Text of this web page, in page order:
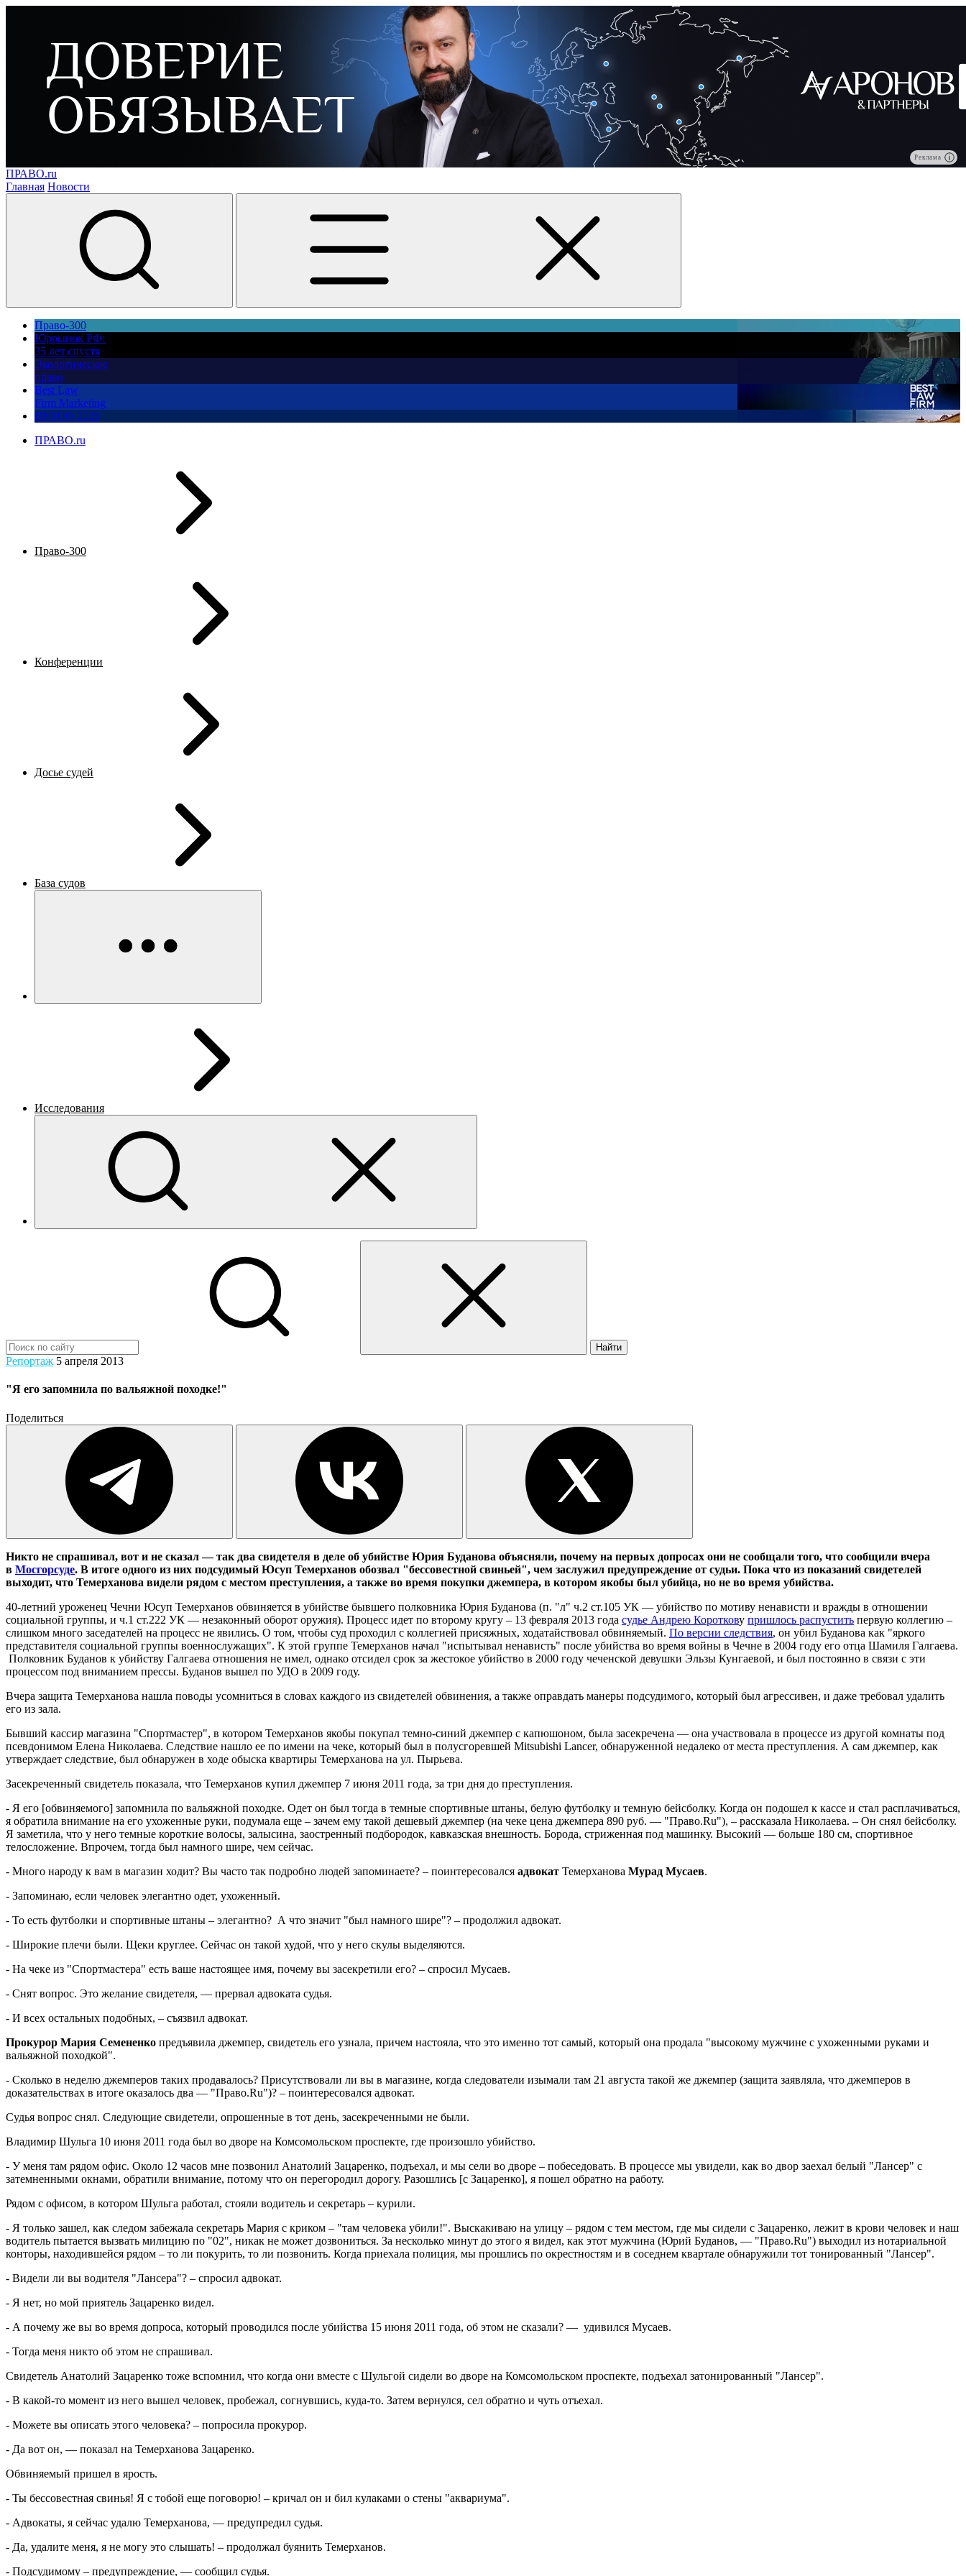
Реклама
ПРАВО.ru
Главная Новости
Право-300
Юррынок РФ:
35 лет спустя
Экологическое
право
Best Law
Firm Marketing
ПМЮФ 2026
ПРАВО.ru
Право-300
Конференции
Досье судей
База судов
Исследования
Найти
Репортаж 5 апреля 2013
"Я его запомнила по вальяжной походке!"
Поделиться
Никто не спрашивал, вот и не сказал — так два свидетеля в деле об убийстве Юрия Буданова объясняли, почему на первых допросах они не сообщали того, что сообщили вчера
в Мосгорсуде. В итоге одного из них подсудимый Юсуп Темерханов обозвал "бессовестной свиньей", чем заслужил предупреждение от судьи. Пока что из показаний свидетелей
выходит, что Темерханова видели рядом с местом преступления, а также во время покупки джемпера, в котором якобы был убийца, но не во время убийства.
40-летний уроженец Чечни Юсуп Темерханов обвиняется в убийстве бывшего полковника Юрия Буданова (п. "л" ч.2 ст.105 УК — убийство по мотиву ненависти и вражды в отношении
социальной группы, и ч.1 ст.222 УК — незаконный оборот оружия). Процесс идет по второму кругу – 13 февраля 2013 года судье Андрею Короткову пришлось распустить первую коллегию –
слишком много заседателей на процесс не явились. О том, чтобы суд проходил с коллегией присяжных, ходатайствовал обвиняемый. По версии следствия, он убил Буданова как "яркого
представителя социальной группы военнослужащих". К этой группе Темерханов начал "испытывал ненависть" после убийства во время войны в Чечне в 2004 году его отца Шамиля Галгаева.
Полковник Буданов к убийству Галгаева отношения не имел, однако отсидел срок за жестокое убийство в 2000 году чеченской девушки Эльзы Кунгаевой, и был постоянно в связи с эти
процессом под вниманием прессы. Буданов вышел по УДО в 2009 году.
Вчера защита Темерханова нашла поводы усомниться в словах каждого из свидетелей обвинения, а также оправдать манеры подсудимого, который был агрессивен, и даже требовал удалить
его из зала.
Бывший кассир магазина "Спортмастер", в котором Темерханов якобы покупал темно-синий джемпер с капюшоном, была засекречена — она участвовала в процессе из другой комнаты под
псевдонимом Елена Николаева. Следствие нашло ее по имени на чеке, который был в полусгоревшей Mitsubishi Lancer, обнаруженной недалеко от места преступления. А сам джемпер, как
утверждает следствие, был обнаружен в ходе обыска квартиры Темерханова на ул. Пырьева.
Засекреченный свидетель показала, что Темерханов купил джемпер 7 июня 2011 года, за три дня до преступления.
- Я его [обвиняемого] запомнила по вальяжной походке. Одет он был тогда в темные спортивные штаны, белую футболку и темную бейсболку. Когда он подошел к кассе и стал расплачиваться,
я обратила внимание на его ухоженные руки, подумала еще – зачем ему такой дешевый джемпер (на чеке цена джемпера 890 руб. — "Право.Ru"), – рассказала Николаева. – Он снял бейсболку.
Я заметила, что у него темные короткие волосы, залысина, заостренный подбородок, кавказская внешность. Борода, стриженная под машинку. Высокий — больше 180 см, спортивное
телосложение. Впрочем, тогда был намного шире, чем сейчас.
- Много народу к вам в магазин ходит? Вы часто так подробно людей запоминаете? – поинтересовался адвокат Темерханова Мурад Мусаев.
- Запоминаю, если человек элегантно одет, ухоженный.
- То есть футболки и спортивные штаны – элегантно? А что значит "был намного шире"? – продолжил адвокат.
- Широкие плечи были. Щеки круглее. Сейчас он такой худой, что у него скулы выделяются.
- На чеке из "Спортмастера" есть ваше настоящее имя, почему вы засекретили его? – спросил Мусаев.
- Снят вопрос. Это желание свидетеля, — прервал адвоката судья.
- И всех остальных подобных, – съязвил адвокат.
Прокурор Мария Семененко предъявила джемпер, свидетель его узнала, причем настояла, что это именно тот самый, который она продала "высокому мужчине с ухоженными руками и
вальяжной походкой".
- Сколько в неделю джемперов таких продавалось? Присутствовали ли вы в магазине, когда следователи изымали там 21 августа такой же джемпер (защита заявляла, что джемперов в
доказательствах в итоге оказалось два — "Право.Ru")? – поинтересовался адвокат.
Судья вопрос снял. Следующие свидетели, опрошенные в тот день, засекреченными не были.
Владимир Шульга 10 июня 2011 года был во дворе на Комсомольском проспекте, где произошло убийство.
- У меня там рядом офис. Около 12 часов мне позвонил Анатолий Зацаренко, подъехал, и мы сели во дворе – побеседовать. В процессе мы увидели, как во двор заехал белый "Лансер" с
затемненными окнами, обратили внимание, потому что он перегородил дорогу. Разошлись [с Зацаренко], я пошел обратно на работу.
Рядом с офисом, в котором Шульга работал, стояли водитель и секретарь – курили.
- Я только зашел, как следом забежала секретарь Мария с криком – "там человека убили!". Выскакиваю на улицу – рядом с тем местом, где мы сидели с Зацаренко, лежит в крови человек и наш
водитель пытается вызвать милицию по "02", никак не может дозвониться. За несколько минут до этого я видел, как этот мужчина (Юрий Буданов, — "Право.Ru") выходил из нотариальной
конторы, находившейся рядом – то ли покурить, то ли позвонить. Когда приехала полиция, мы прошлись по окрестностям и в соседнем квартале обнаружили тот тонированный "Лансер".
- Видели ли вы водителя "Лансера"? – спросил адвокат.
- Я нет, но мой приятель Зацаренко видел.
- А почему же вы во время допроса, который проводился после убийства 15 июня 2011 года, об этом не сказали? — удивился Мусаев.
- Тогда меня никто об этом не спрашивал.
Свидетель Анатолий Зацаренко тоже вспомнил, что когда они вместе с Шульгой сидели во дворе на Комсомольском проспекте, подъехал затонированный "Лансер".
- В какой-то момент из него вышел человек, пробежал, согнувшись, куда-то. Затем вернулся, сел обратно и чуть отъехал.
- Можете вы описать этого человека? – попросила прокурор.
- Да вот он, — показал на Темерханова Зацаренко.
Обвиняемый пришел в ярость.
- Ты бессовестная свинья! Я с тобой еще поговорю! – кричал он и бил кулаками о стены "аквариума".
- Адвокаты, я сейчас удалю Темерханова, — предупредил судья.
- Да, удалите меня, я не могу это слышать! – продолжал буянить Темерханов.
- Подсудимому – предупреждение, — сообщил судья.